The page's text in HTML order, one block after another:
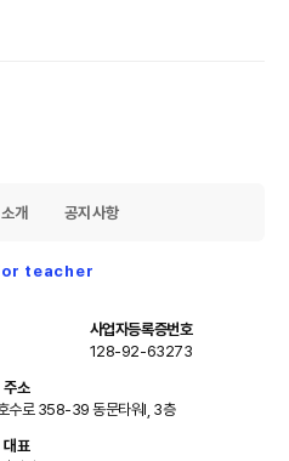
개 공지사항
teacher
사업자등록증번호
128-92-63273
주소
수로 358-39 동문타워I, 3층
대표